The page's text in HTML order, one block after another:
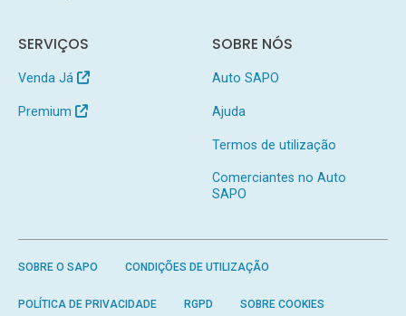
SERVIÇOS
Venda Já
Premium
SOBRE NÓS
Auto SAPO
Ajuda
Termos de utilização
Comerciantes no Auto
SAPO
SOBRE O SAPO CONDIÇÕES DE UTILIZAÇÃO
POLÍTICA DE PRIVACIDADE RGPD SOBRE COOKIES